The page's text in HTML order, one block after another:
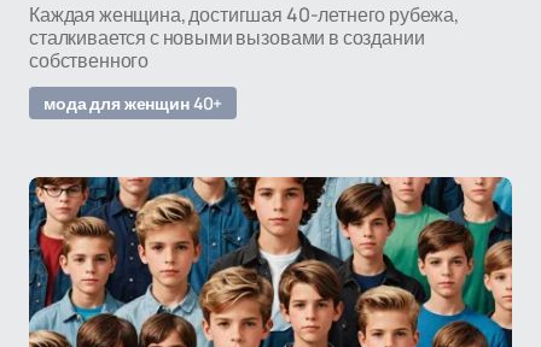
Каждая женщина, достигшая 40-летнего рубежа,
сталкивается с новыми вызовами в создании
собственного
мода для женщин 40+